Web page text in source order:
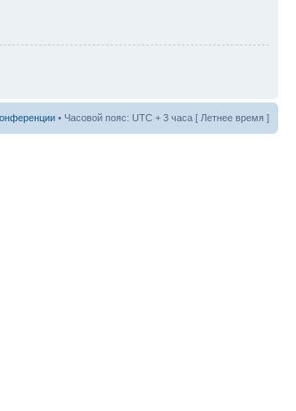
• Часовой пояс: UTC + 3 часа [ Летнее время ]